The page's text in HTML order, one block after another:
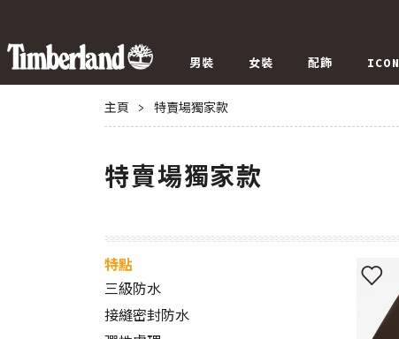
男裝 女裝 配飾 ICON
主頁 > 特賣場獨家款
特賣場獨家款
特點
三級防水
接縫密封防水